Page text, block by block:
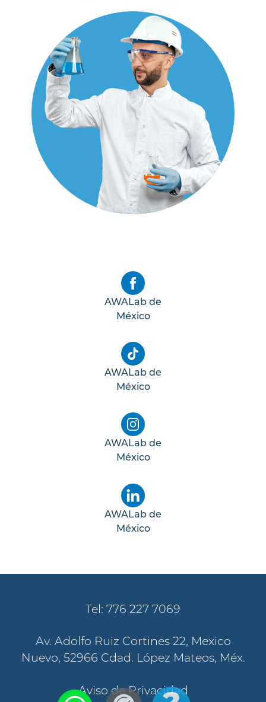
AWALab de
México
AWALab de
México
AWALab de
México
AWALab de
México
Tel: 776 227 7069
Av. Adolfo Ruiz Cortines 22, Mexico
Nuevo, 52966 Cdad. López Mateos, Méx.
Aviso de Privacidad